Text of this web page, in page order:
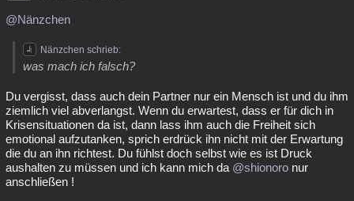
@Nänzchen
Nänzchen schrieb:
was mach ich falsch?
Du vergisst, dass auch dein Partner nur ein Mensch ist und du ihm
ziemlich viel abverlangst. Wenn du erwartest, dass er für dich in
Krisensituationen da ist, dann lass ihm auch die Freiheit sich
emotional aufzutanken, sprich erdrück ihn nicht mit der Erwartung
die du an ihn richtest. Du fühlst doch selbst wie es ist Druck
aushalten zu müssen und ich kann mich da @shionoro nur
anschließen !